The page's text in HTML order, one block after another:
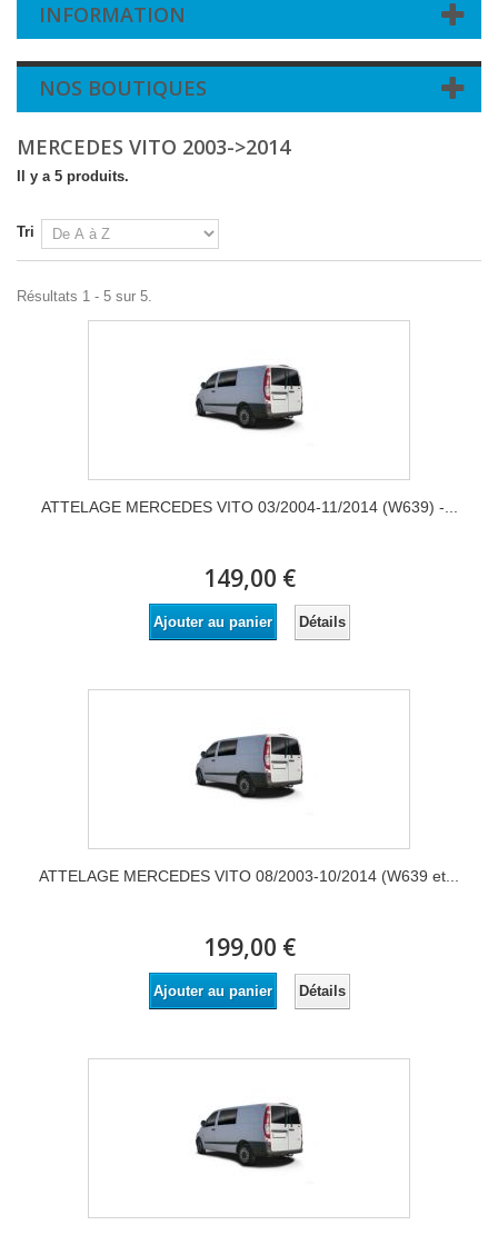
INFORMATION
NOS BOUTIQUES
MERCEDES VITO 2003->2014
Il y a 5 produits.
Tri
Résultats 1 - 5 sur 5.
ATTELAGE MERCEDES VITO 03/2004-11/2014 (W639) -...
149,00 €
Ajouter au panier Détails
ATTELAGE MERCEDES VITO 08/2003-10/2014 (W639 et...
199,00 €
Ajouter au panier Détails